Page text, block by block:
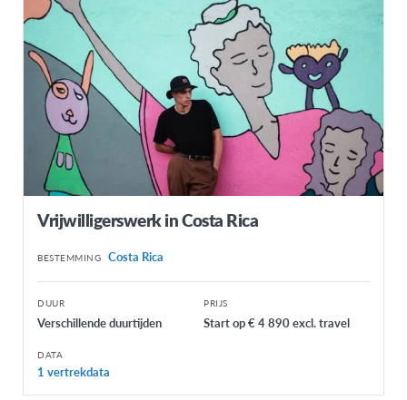
Vrijwilligerswerk in Costa Rica
BESTEMMING Costa Rica
DUUR
Verschillende duurtijden
PRIJS
Start op € 4 890 excl. travel
DATA
1 vertrekdata